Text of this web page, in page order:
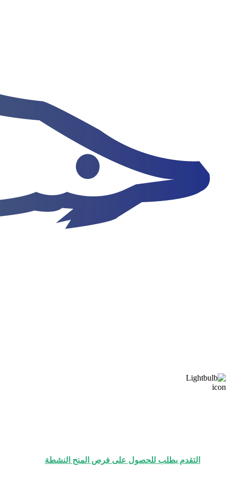
التقدم بطلب للحصول على فرص المنح النشطة